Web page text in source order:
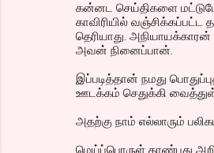
கன்னட செய்திகளை மட்டுமே
காவிரியில்
தெரியாது.
அவன் நினைப்பான்.
இப்படித்தான் நமது
ஊடக்கம் செதுக்கி
அதற்கு நாம் எல்லாரும்
மெய்ப்பொருள் காண்பது